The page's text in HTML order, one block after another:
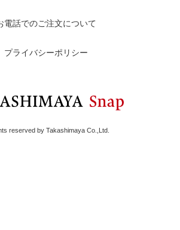
電話でのご注文について
プライバシーポリシー
reserved by Takashimaya Co.,Ltd.